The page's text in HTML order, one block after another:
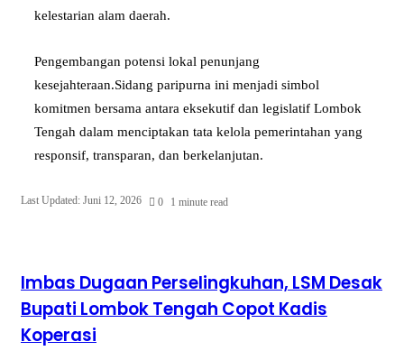
kelestarian alam daerah.
Pengembangan potensi lokal penunjang
kesejahteraan.Sidang paripurna ini menjadi simbol
komitmen bersama antara eksekutif dan legislatif Lombok
Tengah dalam menciptakan tata kelola pemerintahan yang
responsif, transparan, dan berkelanjutan.
Last Updated: Juni 12, 2026 0 1 minute read
Imbas Dugaan Perselingkuhan, LSM Desak
Bupati Lombok Tengah Copot Kadis
Koperasi